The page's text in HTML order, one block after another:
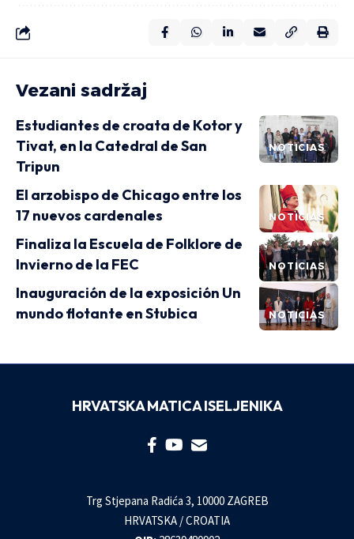
Vezani sadržaj
NOTICIAS
Estudiantes de croata de Kotor y
Tivat, en la Catedral de San
Tripun
NOTICIAS
El arzobispo de Chicago entre los
17 nuevos cardenales
NOTICIAS
Finaliza la Escuela de Folklore de
Invierno de la FEC
NOTICIAS
Inauguración de la exposición Un
mundo flotante en Stubica
HRVATSKA MATICA ISELJENIKA
Trg Stjepana Radića 3, 10000 ZAGREB
HRVATSKA / CROATIA